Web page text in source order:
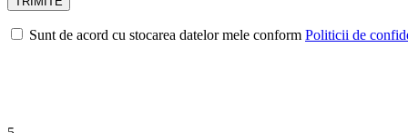
Sunt de acord cu stocarea datelor mele conform Politicii de